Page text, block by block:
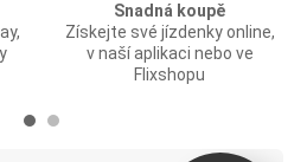
Snadná koupě
Získejte své jízdenky online,
v naší aplikaci nebo ve
Flixshopu